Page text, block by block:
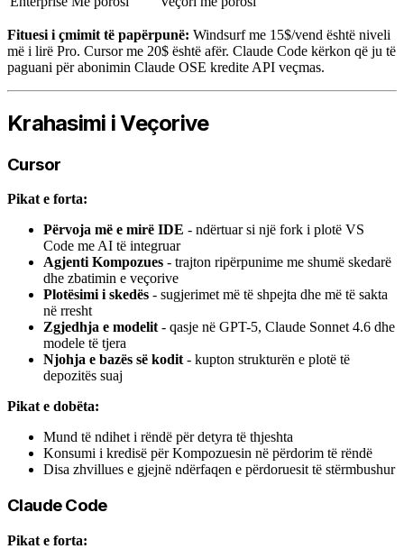
Fituesi i çmimit të papërpunë: Windsurf me 15$/vend është niveli
më i lirë Pro. Cursor me 20$ është afër. Claude Code kërkon që ju të
paguani për abonimin Claude OSE kredite API veçmas.
Krahasimi i Veçorive
Cursor
Pikat e forta:
Përvoja më e mirë IDE - ndërtuar si një fork i plotë VS
Code me AI të integruar
Agjenti Kompozues - trajton ripërpunime me shumë skedarë
dhe zbatimin e veçorive
Plotësimi i skedës - sugjerimet më të shpejta dhe më të sakta
në rresht
Zgjedhja e modelit- qasje në GPT-5, Claude Sonnet 4.6 dhe
modele të tjera
Njohja e bazës së kodit- kupton strukturën e plotë të
depozitës suaj
Pikat e dobëta:
Mund të ndihet i rëndë për detyra të thjeshta
Konsumi i kredisë për Kompozuesin në përdorim të rëndë
Disa zhvillues e gjejnë ndërfaqen e përdoruesit të stërmbushur
Claude Code
Pikat e forta: